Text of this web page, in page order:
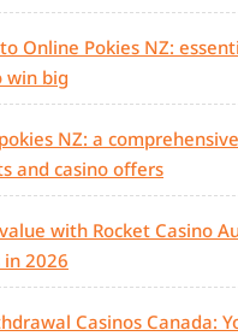
Online Pokies NZ:
win big
NZ: a
and casino offers
with Rocket Casino
2026
Casinos Canada: